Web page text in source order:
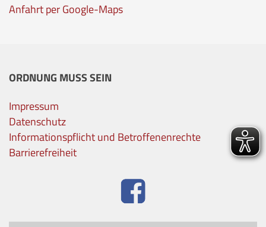
Anfahrt per Google-Maps
ORDNUNG MUSS SEIN
Impressum
Datenschutz
Informationspflicht und Betroffenenrechte
Barrierefreiheit